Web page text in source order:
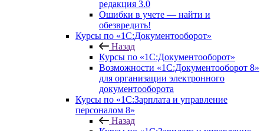
редакция 3.0
Ошибки в учете — найти и
обезвредить!
Курсы по «1С:Документооборот»
Назад
Курсы по «1С:Документооборот»
Возможности «1С:Документооборот 8»
для организации электронного
документооборота
Курсы по «1С:Зарплата и управление
персоналом 8»
Назад